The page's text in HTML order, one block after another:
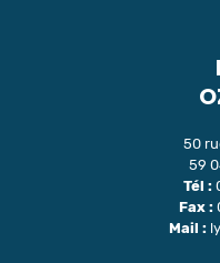
50
59
Tél :
Fax :
Mail :